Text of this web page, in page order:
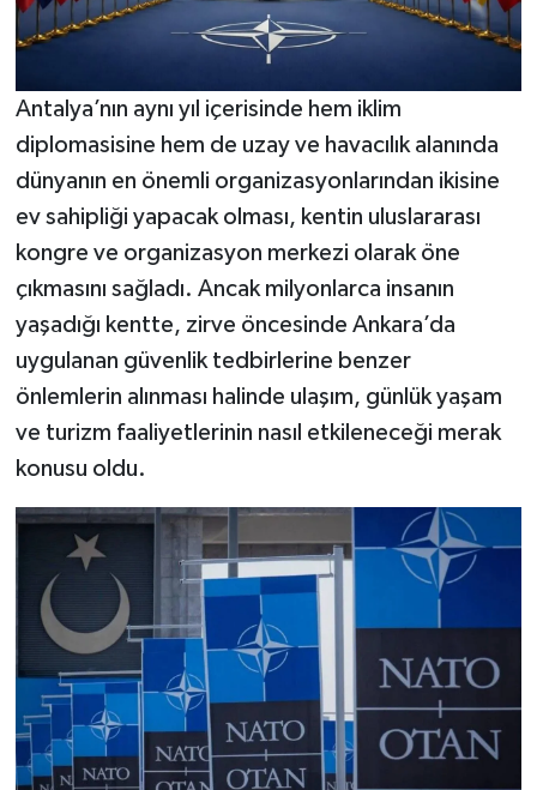
Antalya’nın aynı yıl içerisinde hem iklim
diplomasisine hem de uzay ve havacılık alanında
dünyanın en önemli organizasyonlarından ikisine
ev sahipliği yapacak olması, kentin uluslararası
kongre ve organizasyon merkezi olarak öne
çıkmasını sağladı. Ancak milyonlarca insanın
yaşadığı kentte, zirve öncesinde Ankara’da
uygulanan güvenlik tedbirlerine benzer
önlemlerin alınması halinde ulaşım, günlük yaşam
ve turizm faaliyetlerinin nasıl etkileneceği merak
konusu oldu.